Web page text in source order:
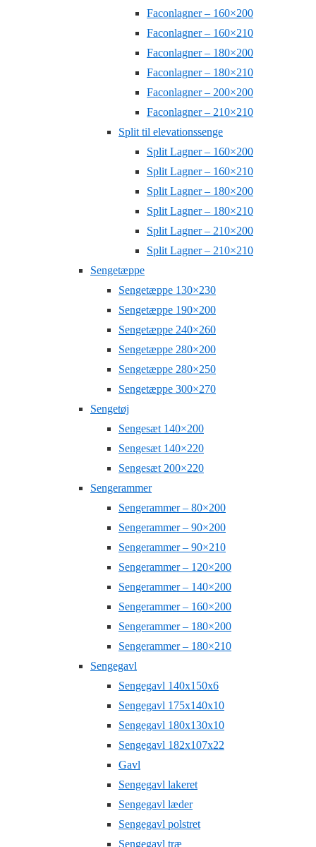
Faconlagner – 160×200
Faconlagner – 160×210
Faconlagner – 180×200
Faconlagner – 180×210
Faconlagner – 200×200
Faconlagner – 210×210
Split til elevationssenge
Split Lagner – 160×200
Split Lagner – 160×210
Split Lagner – 180×200
Split Lagner – 180×210
Split Lagner – 210×200
Split Lagner – 210×210
Sengetæppe
Sengetæppe 130×230
Sengetæppe 190×200
Sengetæppe 240×260
Sengetæppe 280×200
Sengetæppe 280×250
Sengetæppe 300×270
Sengetøj
Sengesæt 140×200
Sengesæt 140×220
Sengesæt 200×220
Sengerammer
Sengerammer – 80×200
Sengerammer – 90×200
Sengerammer – 90×210
Sengerammer – 120×200
Sengerammer – 140×200
Sengerammer – 160×200
Sengerammer – 180×200
Sengerammer – 180×210
Sengegavl
Sengegavl 140x150x6
Sengegavl 175x140x10
Sengegavl 180x130x10
Sengegavl 182x107x22
Gavl
Sengegavl lakeret
Sengegavl læder
Sengegavl polstret
Sengegavl træ